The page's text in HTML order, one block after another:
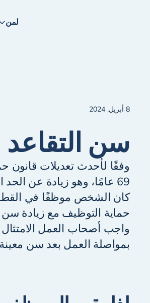
لمن
8 أبريل, 2024
سن التقاعد
وفقًا لأحدث تعديلات قانون
كان الشخص موظفًا في
حماية التوظيف مع زيادة
واجب أصحاب العمل
بمواصلة العمل بعد سن